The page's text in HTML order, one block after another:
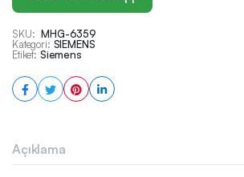
SKU: MHG-6359
Kategori: SIEMENS
Etiket: Siemens
Açıklama